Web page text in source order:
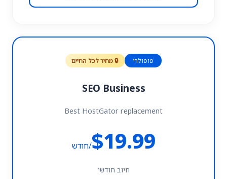
פופולרי 🔒 מחיר לכל החיים
SEO Business
Best HostGator replacement
$19.99/חודש
חיוב חודשי